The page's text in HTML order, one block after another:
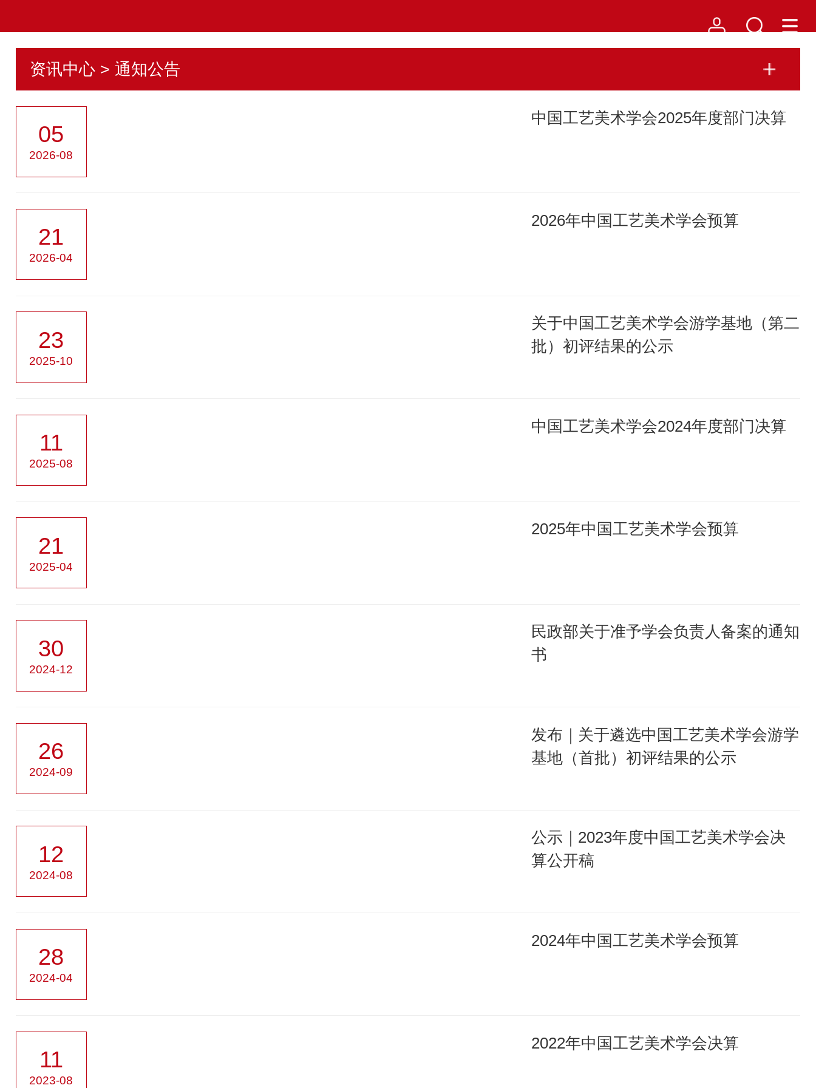
资讯中心 > 通知公告
05
2026-08
中国工艺美术学会2025年度部门决算
21
2026-04
2026年中国工艺美术学会预算
23
2025-10
关于中国工艺美术学会游学基地（第二
批）初评结果的公示
11
2025-08
中国工艺美术学会2024年度部门决算
21
2025-04
2025年中国工艺美术学会预算
30
2024-12
民政部关于准予学会负责人备案的通知
书
26
2024-09
发布｜关于遴选中国工艺美术学会游学
基地（首批）初评结果的公示
12
2024-08
公示｜2023年度中国工艺美术学会决
算公开稿
28
2024-04
2024年中国工艺美术学会预算
11
2023-08
2022年中国工艺美术学会决算